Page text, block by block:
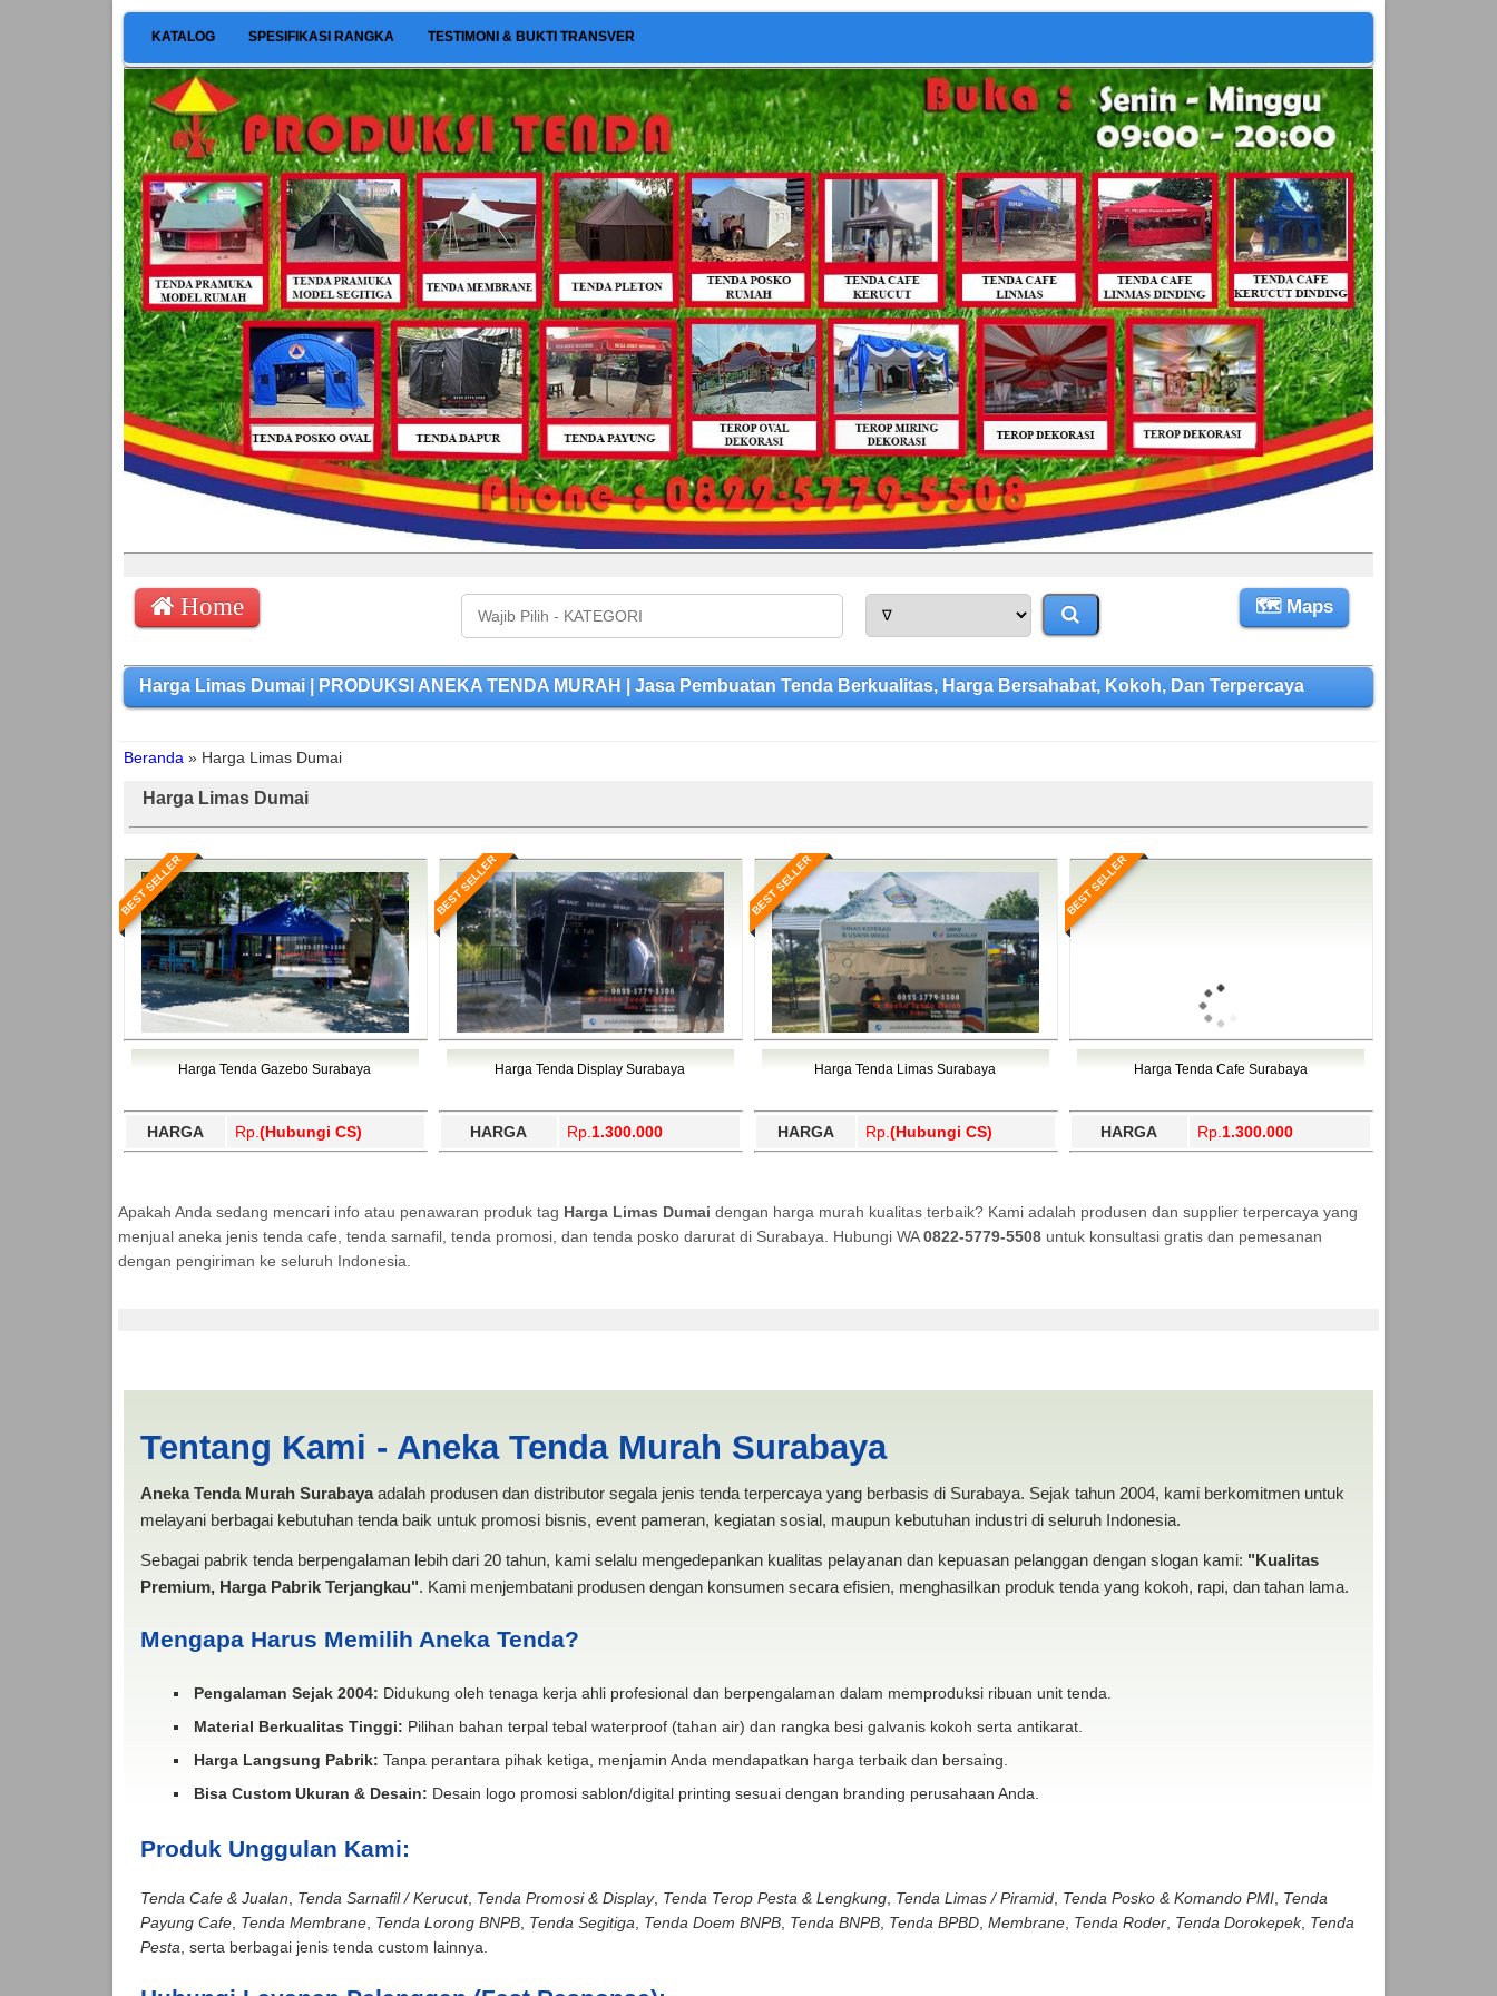
KATALOG SPESIFIKASI RANGKA TESTIMONI & BUKTI TRANSVER
Home 🗺 Maps
Harga Limas Dumai | PRODUKSI ANEKA TENDA MURAH | Jasa Pembuatan Tenda Berkualitas, Harga Bersahabat, Kokoh, Dan Terpercaya
Beranda » Harga Limas Dumai
Harga Limas Dumai
BEST SELLER
Harga Tenda Gazebo Surabaya
HARGA Rp. (Hubungi CS)
BEST SELLER
Harga Tenda Display Surabaya
HARGA Rp. 1.300.000
BEST SELLER
Harga Tenda Limas Surabaya
HARGA Rp. (Hubungi CS)
BEST SELLER
Harga Tenda Cafe Surabaya
HARGA Rp. 1.300.000
Apakah Anda sedang mencari info atau penawaran produk tag Harga Limas Dumai dengan harga murah kualitas terbaik? Kami adalah produsen dan supplier terpercaya yang
menjual aneka jenis tenda cafe, tenda sarnafil, tenda promosi, dan tenda posko darurat di Surabaya. Hubungi WA0822-5779-5508untuk konsultasi gratis dan pemesanan
dengan pengiriman ke seluruh Indonesia.
Tentang Kami - Aneka Tenda Murah Surabaya
Aneka Tenda Murah Surabayaadalah produsen dan distributor segala jenis tenda terpercaya yang berbasis di Surabaya. Sejak tahun 2004, kami berkomitmen untuk
melayani berbagai kebutuhan tenda baik untuk promosi bisnis, event pameran, kegiatan sosial, maupun kebutuhan industri di seluruh Indonesia.
Sebagai pabrik tenda berpengalaman lebih dari 20 tahun, kami selalu mengedepankan kualitas pelayanan dan kepuasan pelanggan dengan slogan kami: "Kualitas
Premium, Harga Pabrik Terjangkau". Kami menjembatani produsen dengan konsumen secara efisien, menghasilkan produk tenda yang kokoh, rapi, dan tahan lama.
Mengapa Harus Memilih Aneka Tenda?
Pengalaman Sejak 2004: Didukung oleh tenaga kerja ahli profesional dan berpengalaman dalam memproduksi ribuan unit tenda.
Material Berkualitas Tinggi: Pilihan bahan terpal tebal waterproof (tahan air) dan rangka besi galvanis kokoh serta antikarat.
Harga Langsung Pabrik: Tanpa perantara pihak ketiga, menjamin Anda mendapatkan harga terbaik dan bersaing.
Bisa Custom Ukuran & Desain: Desain logo promosi sablon/digital printing sesuai dengan branding perusahaan Anda.
Produk Unggulan Kami:
Tenda Cafe & Jualan Tenda Sarnafil / Kerucut, Tenda Promosi & Display, Tenda Terop Pesta & Lengkung, Tenda Limas / Piramid, Tenda Posko & Komando PMI, Tenda
Payung Cafe, Tenda Membrane, Tenda Lorong BNPB, Tenda Segitiga Tenda Doem BNPB, Tenda BNPB, Tenda BPBD, Membrane, Tenda Roder, Tenda Dorokepek, Tenda
Pesta , serta berbagai jenis tenda custom lainnya.